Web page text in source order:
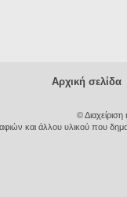
Αρχική σελίδα
©
και άλλου υλικού που